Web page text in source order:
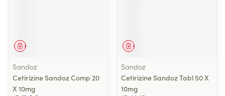
Geneesmiddel
Sandoz
Cetirizine Sandoz Comp 20
X 10mg
Geneesmiddel
Sandoz
Cetirizine Sandoz Tabl 50 X
10mg